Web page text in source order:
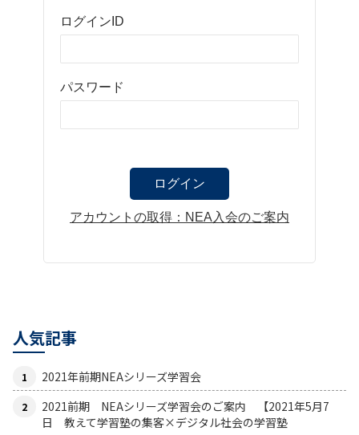
ログインID
パスワード
アカウントの取得：NEA入会のご案内
人気記事
2021年前期NEAシリーズ学習会
2021前期 NEAシリーズ学習会のご案内 【2021年5月7
日 教えて学習塾の集客×デジタル社会の学習塾